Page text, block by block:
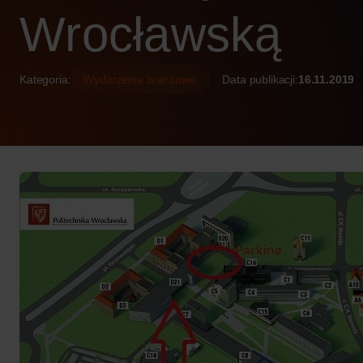
Wrocławską
Kategoria: Wydarzenia branżowe Data publikacji:16.11.2019